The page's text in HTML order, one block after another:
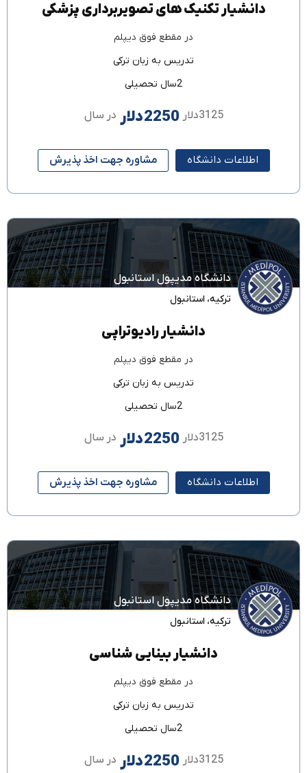
دانشیار تکنیک های تصویربرداری پزشکی
در مقطع فوق دیپلم
تدریس به زبان ترکی
2سال تحصیلی
3125دلار 2250دلار در سال
اطلاعات دانشگاه مشاوره جهت اخذ پذیرش
دانشگاه مدیپول استانبول
ترکیه، استانبول
دانشیار رادیوتراپی
در مقطع فوق دیپلم
تدریس به زبان ترکی
2سال تحصیلی
3125دلار 2250دلار در سال
اطلاعات دانشگاه مشاوره جهت اخذ پذیرش
دانشگاه مدیپول استانبول
ترکیه، استانبول
دانشیار بینایی شناسی
در مقطع فوق دیپلم
تدریس به زبان ترکی
2سال تحصیلی
3125دلار 2250دلار در سال